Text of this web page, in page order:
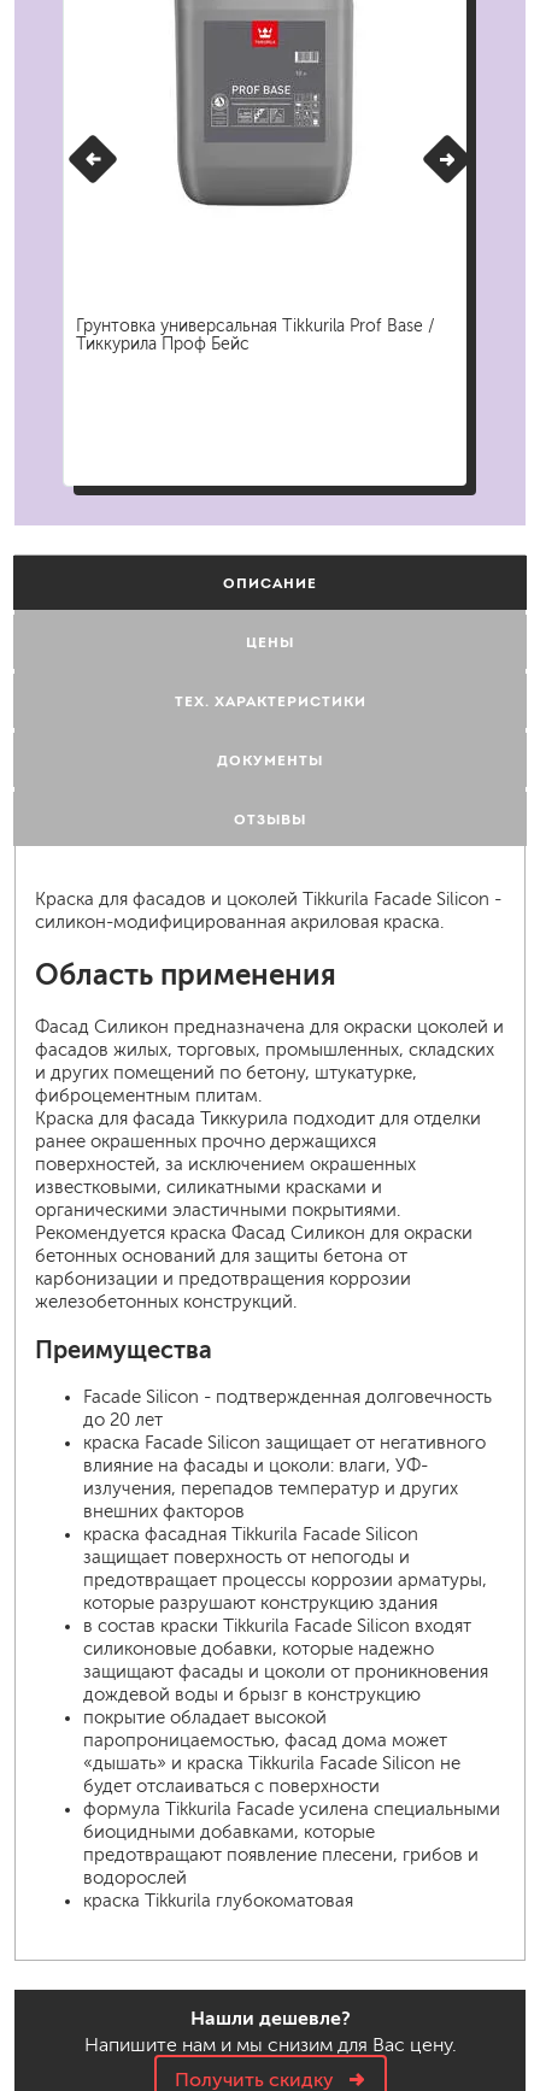
Грунтовка универсальная Tikkurila Prof Base /
Тиккурила Проф Бейс
ОПИСАНИЕ
ЦЕНЫ
ТЕХ. ХАРАКТЕРИСТИКИ
ДОКУМЕНТЫ
ОТЗЫВЫ
Краска для фасадов и цоколей Tikkurila Facade Silicon -
силикон-модифицированная акриловая краска.
Область применения
Фасад Силикон предназначена для окраски цоколей и
фасадов жилых, торговых, промышленных, складских
и других помещений по бетону, штукатурке,
фиброцементным плитам.
Краска для фасада Тиккурила подходит для отделки
ранее окрашенных прочно держащихся
поверхностей, за исключением окрашенных
известковыми, силикатными красками и
органическими эластичными покрытиями.
Рекомендуется краска Фасад Силикон для окраски
бетонных оснований для защиты бетона от
карбонизации и предотвращения коррозии
железобетонных конструкций.
Преимущества
Facade Silicon - подтвержденная долговечность
до 20 лет
краска Facade Silicon защищает от негативного
влияние на фасады и цоколи: влаги, УФ-
излучения, перепадов температур и других
внешних факторов
краска фасадная Tikkurila Facade Silicon
защищает поверхность от непогоды и
предотвращает процессы коррозии арматуры,
которые разрушают конструкцию здания
в состав краски Tikkurila Facade Silicon входят
силиконовые добавки, которые надежно
защищают фасады и цоколи от проникновения
дождевой воды и брызг в конструкцию
покрытие обладает высокой
паропроницаемостью, фасад дома может
«дышать» и краска Tikkurila Facade Silicon не
будет отслаиваться с поверхности
формула Tikkurila Facade усилена специальными
биоцидными добавками, которые
предотвращают появление плесени, грибов и
водорослей
краска Tikkurila глубокоматовая
Нашли дешевле?
Напишите нам и мы снизим для Вас цену.
Получить скидку